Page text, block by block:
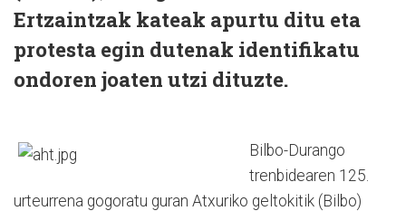
Ertzaintzak kateak apurtu ditu eta
protesta egin dutenak identifikatu
ondoren joaten utzi dituzte.
Bilbo-Durango
trenbidearen 125.
urteurrena gogoratu guran Atxuriko geltokitik (Bilbo)